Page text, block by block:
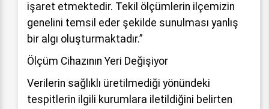
işaret etmektedir. Tekil ölçümlerin ilçemizin
genelini temsil eder şekilde sunulması yanlış
bir algı oluşturmaktadır.”
Ölçüm Cihazının Yeri Değişiyor
Verilerin sağlıklı üretilmediği yönündeki
tespitlerin ilgili kurumlara iletildiğini belirten